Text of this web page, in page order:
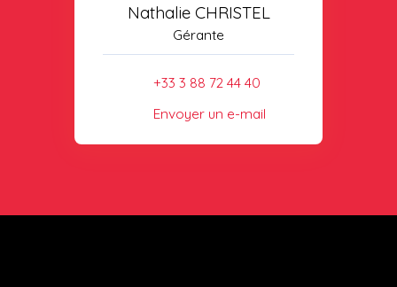
Nathalie CHRISTEL
Gérante
+33 3 88 72 44 40
Envoyer un e-mail